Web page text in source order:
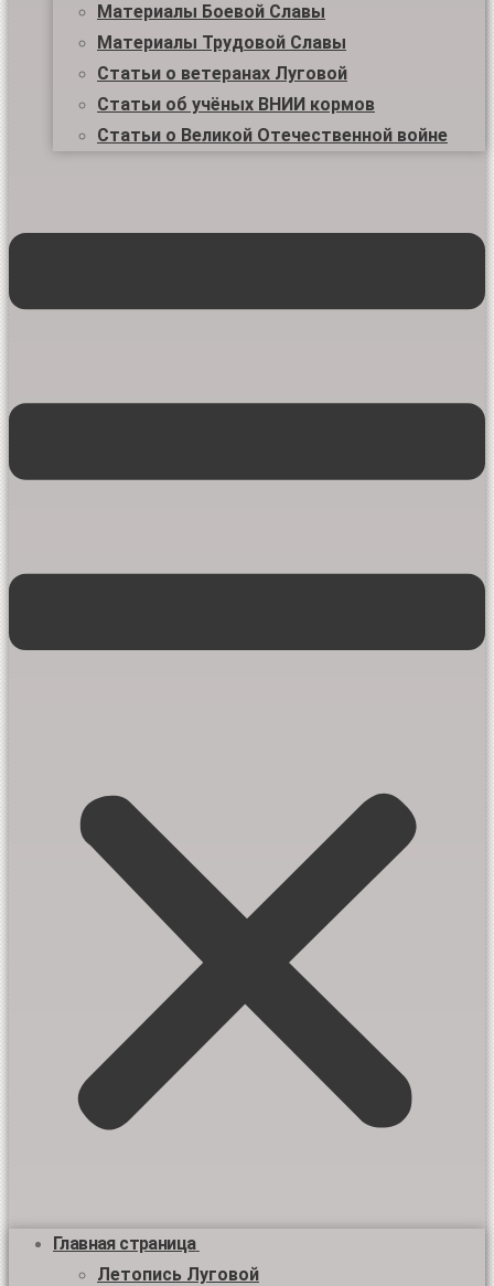
Материалы Боевой Славы
Материалы Трудовой Славы
Статьи о ветеранах Луговой
Статьи об учёных ВНИИ кормов
Статьи о Великой Отечественной войне
Главная страница
Летопись Луговой